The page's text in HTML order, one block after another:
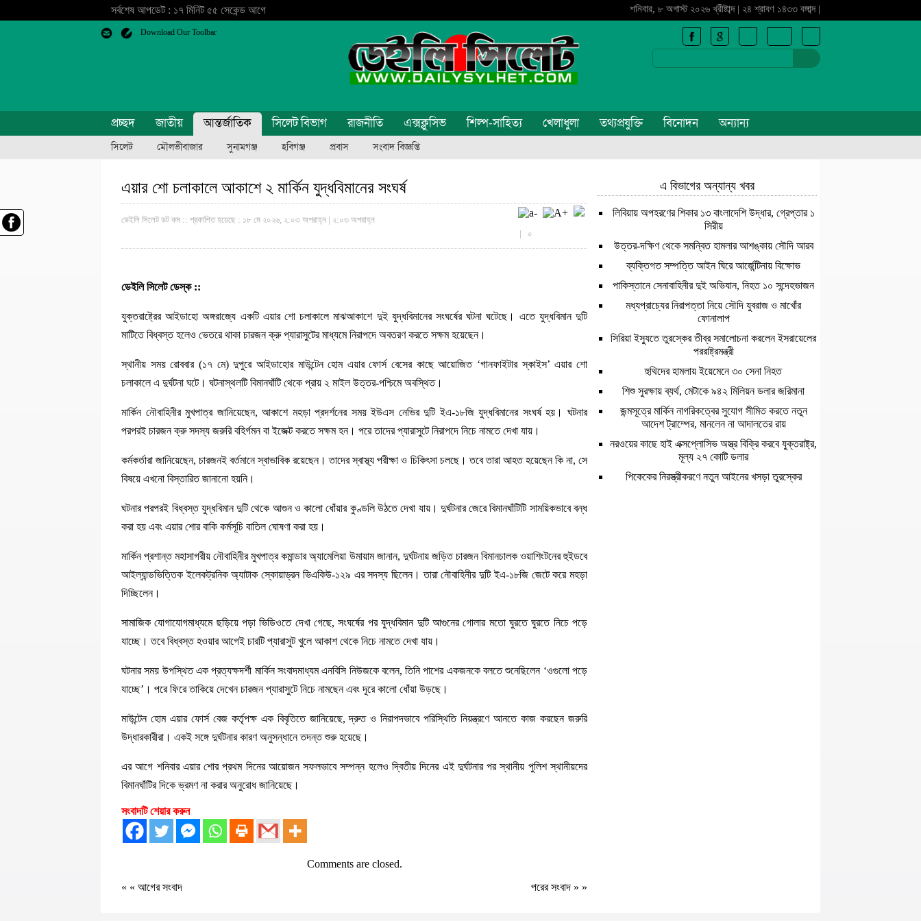
সর্বশেষ আপডেট : ১৭ মিনিট ৫৫ সেকেন্ড আগে শনিবার, ৮ অগাস্ট ২০২৬ খ্রীষ্টাব্দ | ২৪ শ্রাবণ ১৪৩৩ বঙ্গাব্দ |
Download Our Toolbar
প্রচ্ছদ জাতীয় আন্তর্জাতিক সিলেট বিভাগ রাজনীতি এক্সক্লুসিভ শিল্প-সাহিত্য খেলাধুলা তথ্যপ্রযুক্তি বিনোদন অন্যান্য
সিলেট মৌলভীবাজার সুনামগঞ্জ হবিগঞ্জ প্রবাস সংবাদ বিজ্ঞপ্তি
এয়ার শো চলাকালে আকাশে ২ মার্কিন যুদ্ধবিমানের সংঘর্ষ
ডেইলি সিলেট ডট কম :: প্রকাশিত হয়েছে : ১৮ মে ২০২৬, ২:০৩ অপরাহ্ন | ২:০৩ অপরাহ্ন
|
০
ডেইলি সিলেট ডেস্ক ::
যুক্তরাষ্ট্রের আইডাহো অঙ্গরাজ্যে একটি এয়ার শো চলাকালে মাঝআকাশে দুই যুদ্ধবিমানের সংঘর্ষের ঘটনা ঘটেছে। এতে যুদ্ধবিমান দুটি
মাটিতে বিধ্বস্ত হলেও ভেতরে থাকা চারজন ক্রু প্যারাসুটের মাধ্যমে নিরাপদে অবতরণ করতে সক্ষম হয়েছেন।
স্থানীয় সময় রোববার (১৭ মে) দুপুরে আইডাহোর মাউন্টেন হোম এয়ার ফোর্স বেসের কাছে আয়োজিত ‘গানফাইটার স্কাইস’ এয়ার শো
চলাকালে এ দুর্ঘটনা ঘটে। ঘটনাস্থলটি বিমানঘাঁটি থেকে প্রায় ২ মাইল উত্তর-পশ্চিমে অবস্থিত।
মার্কিন নৌবাহিনীর মুখপাত্র জানিয়েছেন, আকাশে মহড়া প্রদর্শনের সময় ইউএস নেভির দুটি ইএ-১৮জি যুদ্ধবিমানের সংঘর্ষ হয়। ঘটনার
পরপরই চারজন ক্রু সদস্য জরুরি বহির্গমন বা ইজেক্ট করতে সক্ষম হন। পরে তাদের প্যারাসুটে নিরাপদে নিচে নামতে দেখা যায়।
কর্মকর্তারা জানিয়েছেন, চারজনই বর্তমানে স্বাভাবিক রয়েছেন। তাদের স্বাস্থ্য পরীক্ষা ও চিকিৎসা চলছে। তবে তারা আহত হয়েছেন কি না, সে
বিষয়ে এখনো বিস্তারিত জানানো হয়নি।
ঘটনার পরপরই বিধ্বস্ত যুদ্ধবিমান দুটি থেকে আগুন ও কালো ধোঁয়ার কুণ্ডলি উঠতে দেখা যায়। দুর্ঘটনার জেরে বিমানঘাঁটিটি সাময়িকভাবে বন্ধ
করা হয় এবং এয়ার শোর বাকি কর্মসূচি বাতিল ঘোষণা করা হয়।
মার্কিন প্রশান্ত মহাসাগরীয় নৌবাহিনীর মুখপাত্র কমান্ডার অ্যামেলিয়া উমায়াম জানান, দুর্ঘটনায় জড়িত চারজন বিমানচালক ওয়াশিংটনের হুইডবে
আইল্যান্ডভিত্তিক ইলেকট্রনিক অ্যাটাক স্কোয়াড্রন ভিএকিউ-১২৯ এর সদস্য ছিলেন। তারা নৌবাহিনীর দুটি ইএ-১৮জি জেটে করে মহড়া
দিচ্ছিলেন।
সামাজিক যোগাযোগমাধ্যমে ছড়িয়ে পড়া ভিডিওতে দেখা গেছে, সংঘর্ষের পর যুদ্ধবিমান দুটি আগুনের গোলার মতো ঘুরতে ঘুরতে নিচে পড়ে
যাচ্ছে। তবে বিধ্বস্ত হওয়ার আগেই চারটি প্যারাসুট খুলে আকাশ থেকে নিচে নামতে দেখা যায়।
ঘটনার সময় উপস্থিত এক প্রত্যক্ষদর্শী মার্কিন সংবাদমাধ্যম এনবিসি নিউজকে বলেন, তিনি পাশের একজনকে বলতে শুনেছিলেন ‘ওগুলো পড়ে
যাচ্ছে’। পরে ফিরে তাকিয়ে দেখেন চারজন প্যারাসুটে নিচে নামছেন এবং দূরে কালো ধোঁয়া উড়ছে।
মাউন্টেন হোম এয়ার ফোর্স বেজ কর্তৃপক্ষ এক বিবৃতিতে জানিয়েছে, দ্রুত ও নিরাপদভাবে পরিস্থিতি নিয়ন্ত্রণে আনতে কাজ করছেন জরুরি
উদ্ধারকারীরা। একই সঙ্গে দুর্ঘটনার কারণ অনুসন্ধানে তদন্ত শুরু হয়েছে।
এর আগে শনিবার এয়ার শোর প্রথম দিনের আয়োজন সফলভাবে সম্পন্ন হলেও দ্বিতীয় দিনের এই দুর্ঘটনার পর স্থানীয় পুলিশ স্থানীয়দের
বিমানঘাঁটির দিকে ভ্রমণ না করার অনুরোধ জানিয়েছে।
সংবাদটি শেয়ার করুন
Comments are closed.
« « আগের সংবাদ পরের সংবাদ » »
এ বিভাগের অন্যান্য খবর
লিবিয়ায় অপহরণের শিকার ১৩ বাংলাদেশি উদ্ধার, গ্রেপ্তার ১
সিরীয়
উত্তর-দক্ষিণ থেকে সমন্বিত হামলার আশঙ্কায় সৌদি আরব
ব্যক্তিগত সম্পত্তি আইন ঘিরে আর্জেন্টিনায় বিক্ষোভ
পাকিস্তানে সেনাবাহিনীর দুই অভিযান, নিহত ১০ সন্দেহভাজন
মধ্যপ্রাচ্যের নিরাপত্তা নিয়ে সৌদি যুবরাজ ও মাখোঁর
ফোনালাপ
সিরিয়া ইস্যুতে তুরস্কের তীব্র সমালোচনা করলেন ইসরায়েলের
পররাষ্ট্রমন্ত্রী
হুথিদের হামলায় ইয়েমেনে ৩০ সেনা নিহত
শিশু সুরক্ষায় ব্যর্থ, মেটাকে ৯৪২ মিলিয়ন ডলার জরিমানা
জন্মসূত্রে মার্কিন নাগরিকত্বের সুযোগ সীমিত করতে নতুন
আদেশ ট্রাম্পের, মানলেন না আদালতের রায়
নরওয়ের কাছে হাই এক্সপ্লোসিভ অস্ত্র বিক্রি করবে যুক্তরাষ্ট্র,
মূল্য ২৭ কোটি ডলার
পিকেকের নিরস্ত্রীকরণে নতুন আইনের খসড়া তুরস্কের